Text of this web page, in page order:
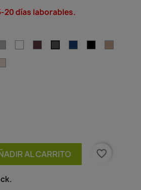
20 días laborables.
AL CARRITO favorite_border